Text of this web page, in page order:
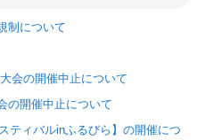
制について
会の開催中止について
の開催中止について
ティバルinふるびら】の開催につ